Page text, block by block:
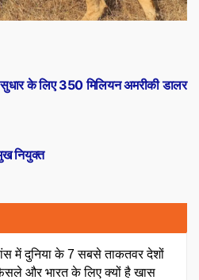
नियुक्त
के लिए 350 मिलियन अमरीकी डालर
में दुनिया के 7 सबसे ताकतवर देशों
और भारत के लिए क्यों है खास